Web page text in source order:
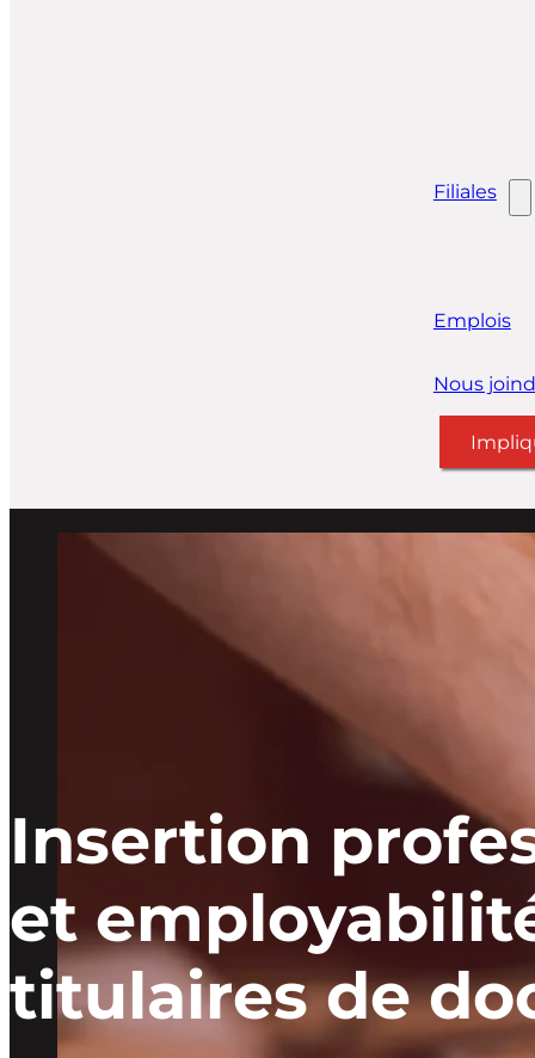
Filiales
Emplois
Nous
Insertion
et
titulaires de